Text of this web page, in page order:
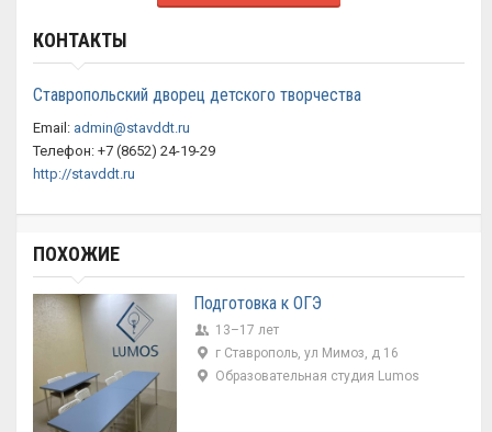
КОНТАКТЫ
Ставропольский дворец детского творчества
Email: admin@stavddt.ru
Телефон: +7 (8652) 24-19-29
http://stavddt.ru
ПОХОЖИЕ
Подготовка к ОГЭ
13–17 лет
г Ставрополь, ул Мимоз, д 16
Образовательная студия Lumos